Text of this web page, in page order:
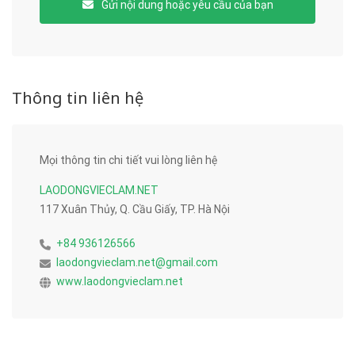
Gửi nội dung hoặc yêu cầu của bạn
Thông tin liên hệ
Mọi thông tin chi tiết vui lòng liên hệ
LAODONGVIECLAM.NET
117 Xuân Thủy, Q. Cầu Giấy, TP. Hà Nội
+84 936126566
laodongvieclam.net@gmail.com
www.laodongvieclam.net